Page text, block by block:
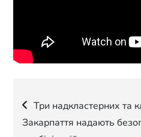
Навігація
Три надкластерних та
Закарпаття надають